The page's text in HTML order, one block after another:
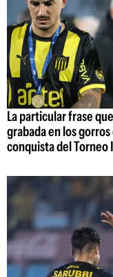
La particular frase
grabada en los
conquista del